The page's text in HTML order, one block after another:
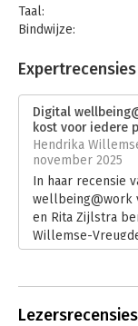
Taal:
Bindwijze:
Uitgever:
Verschijningsdatum:
Hoofdrubriek:
Expertrecensies
Digital
kost voor iedere
Hendrika
november 2025
In haar recensie
wellbeing@work
en Rita Zijlstra
Willemse-
digitaal welzijn is
noemt het boek
adempauze vol
Lezersrecensies